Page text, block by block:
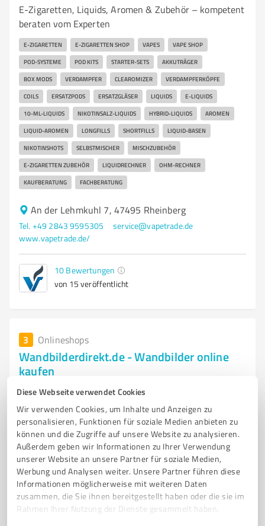
Diese Webseite verwendet Cookies
Wir verwenden Cookies, um Inhalte und Anzeigen zu
personalisieren, Funktionen für soziale Medien anbieten zu
können und die Zugriffe auf unsere Website zu analysieren.
Außerdem geben wir Informationen zu Ihrer Verwendung
unserer Website an unsere Partner für soziale Medien,
Werbung und Analysen weiter. Unsere Partner führen diese
Informationen möglicherweise mit weiteren Daten
zusammen, die Sie ihnen bereitgestellt haben oder die sie im
Rahmen Ihrer Nutzung der Dienste gesammelt haben.
E-Zigaretten, Liquids, Aromen & Zubehör – kompetent
beraten vom Experten
E-ZIGARETTEN E-ZIGARETTEN SHOP VAPES VAPE SHOP
POD-SYSTEME POD KITS STARTER-SETS AKKUTRÄGER
BOX MODS VERDAMPFER CLEAROMIZER VERDAMPFERKÖPFE
COILS ERSATZPODS ERSATZGLÄSER LIQUIDS E-LIQUIDS
10-ML-LIQUIDS NIKOTINSALZ-LIQUIDS HYBRID-LIQUIDS AROMEN
LIQUID-AROMEN LONGFILLS SHORTFILLS LIQUID-BASEN
NIKOTINSHOTS SELBSTMISCHER MISCHZUBEHÖR
E-ZIGARETTEN ZUBEHÖR LIQUIDRECHNER OHM-RECHNER
KAUFBERATUNG FACHBERATUNG
An der Lehmkuhl 7, 47495 Rheinberg
Tel. +49 2843 9595305
service@vapetrade.de
www.vapetrade.de/
10 Bewertungen
von 15 veröffentlicht
3 Onlineshops
Wandbilderdirekt.de - Wandbilder online
kaufen
Unser Wandbilder Shop bietet Ihnen eine vielfältige
Auswahl an Bildern.
WANDBILDER WANDBILD WANDBILDER SHOP BILDER ONLINE
KAUFEN
Annastraße 51, 47495 Rheinberg
Tel. +49 123456789
info@wandbilderdirekt.de
www.wandbilderdirekt.de